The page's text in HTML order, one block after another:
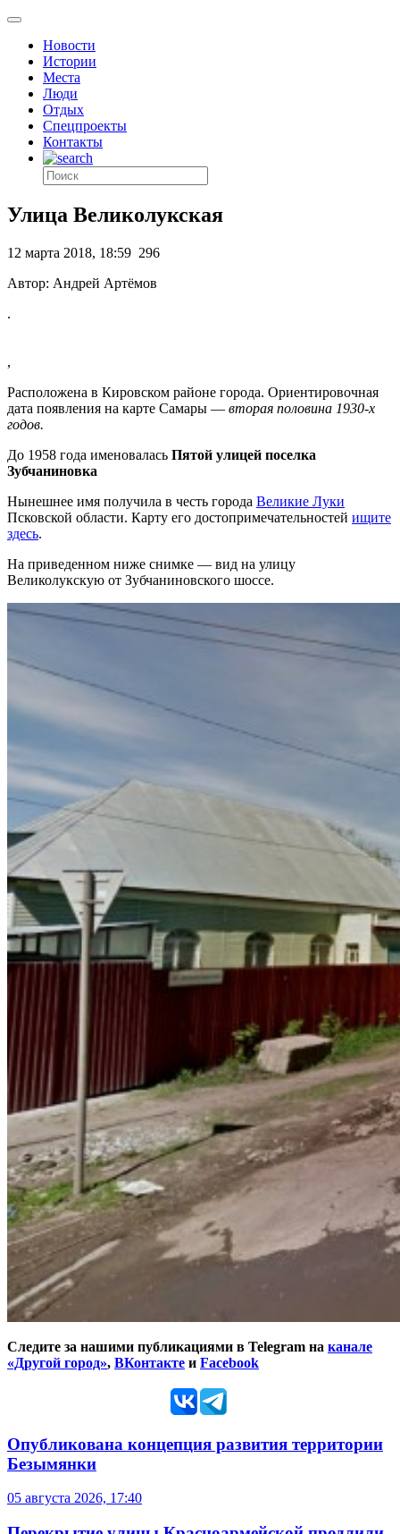
Новости
Истории
Места
Люди
Отдых
Спецпроекты
Контакты
Улица Великолукская
12 марта 2018, 18:59 296
Автор: Андрей Артёмов
.
,
Расположена в Кировском районе города. Ориентировочная
дата появления на карте Самары — вторая половина 1930-х
годов.
До 1958 года именовалась Пятой улицей поселка
Зубчаниновка
Нынешнее имя получила в честь города Великие Луки
Псковской области. Карту его достопримечательностей ищите
здесь.
На приведенном ниже снимке — вид на улицу
Великолукскую от Зубчаниновского шоссе.
Следите за нашими публикациями в Telegram на канале
«Другой город», ВКонтакте и Facebook
Опубликована концепция развития территории
Безымянки
05 августа 2026, 17:40